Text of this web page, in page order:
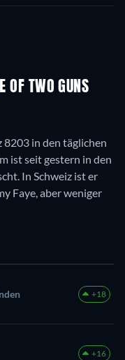
OF TWO GUNS
8203 in den täglichen
ist seit gestern in den
In Schweiz ist er
Faye, aber weniger
+18
+16